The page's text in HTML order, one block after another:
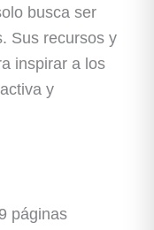
busca ser
Sus recursos y
inspirar a los
y
páginas